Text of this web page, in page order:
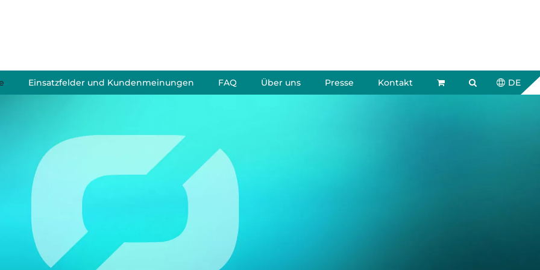
Einsatzfelder und Kundenmeinungen FAQ Über uns Presse Kontakt DE